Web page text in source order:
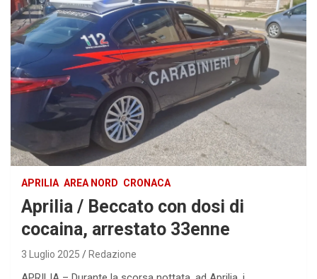
APRILIA AREA NORD CRONACA
Aprilia / Beccato con dosi di
cocaina, arrestato 33enne
3 Luglio 2025 Redazione